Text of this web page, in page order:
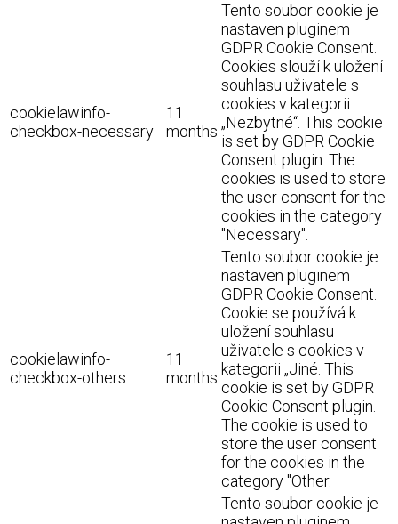
cookielawinfo-
checkbox-necessary
11
months
Tento soubor cookie je
nastaven pluginem
GDPR Cookie Consent.
Cookies slouží k uložení
souhlasu uživatele s
cookies v kategorii
„Nezbytné“. This cookie
is set by GDPR Cookie
Consent plugin. The
cookies is used to store
the user consent for the
cookies in the category
"Necessary".
cookielawinfo-
checkbox-others
11
months
Tento soubor cookie je
nastaven pluginem
GDPR Cookie Consent.
Cookie se používá k
uložení souhlasu
uživatele s cookies v
kategorii „Jiné. This
cookie is set by GDPR
Cookie Consent plugin.
The cookie is used to
store the user consent
for the cookies in the
category "Other.
Tento soubor cookie je